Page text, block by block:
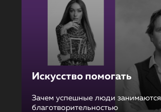
Искусство помогать
Зачем успешные люди занимаются
благотворительностью